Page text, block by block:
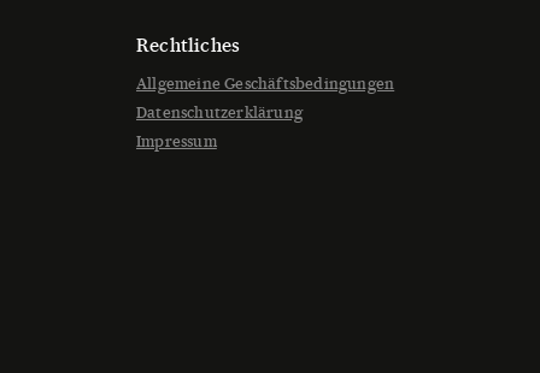
Rechtliches
Allgemeine Geschäftsbedingungen
Datenschutzerklärung
Impressum